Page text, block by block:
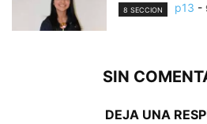
8 SECCION p13 -
SIN
DEJA UNA